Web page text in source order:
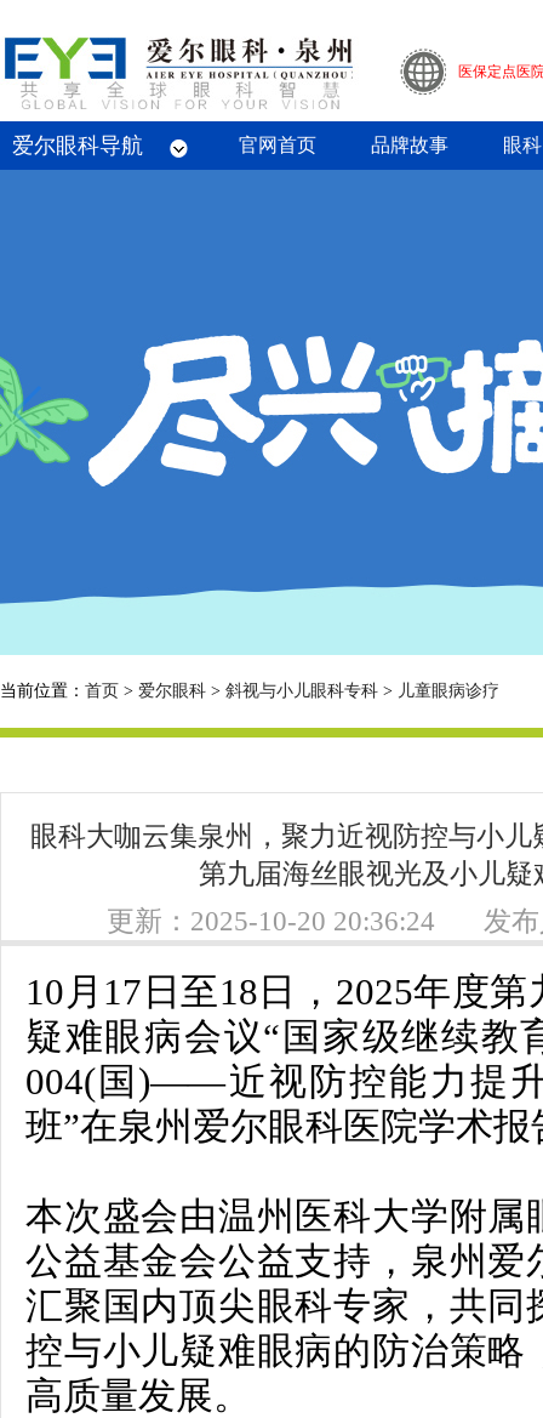
医保定点医
爱尔眼科导航
眼底病专科
屈光专科
白内障专科
青光眼专科
斜视与小儿眼科专科
眼整形眼眶病专科
眼预防保健专科
角膜病专科
眼外伤专业 官网首页 品牌故事 眼
当前位置： 首页 > 爱尔眼科 > 斜视与小儿眼科专科 > 儿童眼病诊疗
眼科大咖云集泉州，聚力近视防控与小
第九届海丝眼视光及小儿
更新：2025-10-20 20:36:24 发
10月17日至18日，2025年度
疑难眼病会议“国家级继续教
004(国)——近视防控能力提
班”在泉州爱尔眼科医院学术
本次盛会由温州医科大学附属
公益基金会公益支持，泉州爱
汇聚国内顶尖眼科专家，共同
控与小儿疑难眼病的防治策略
高质量发展。